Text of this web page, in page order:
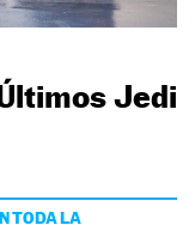
Jedi
TODA LA